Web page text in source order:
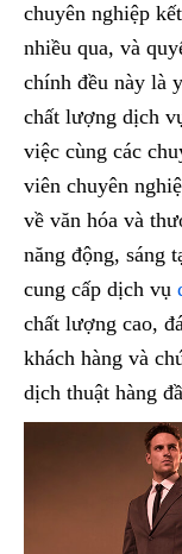
chuyên nghiệp
nhiều qua, và
chính đều này là
chất lượng dịch
việc cùng các
viên chuyên
về văn hóa và
năng động, sáng
cung cấp dịch vụ
chất lượng cao,
khách hàng và
dịch thuật hàng